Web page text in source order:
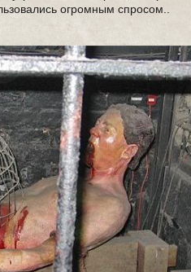
огромным спросом..